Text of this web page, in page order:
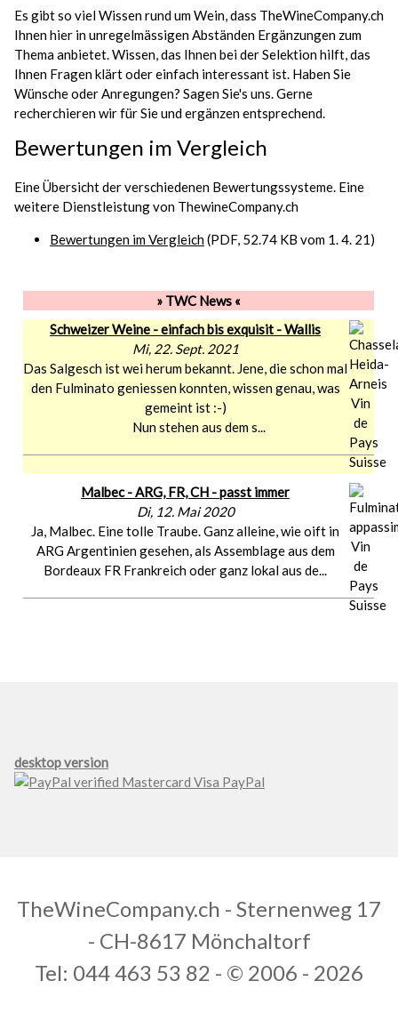
Es gibt so viel Wissen rund um Wein, dass TheWineCompany.ch
Ihnen hier in unregelmässigen Abständen Ergänzungen zum
Thema anbietet. Wissen, das Ihnen bei der Selektion hilft, das
Ihnen Fragen klärt oder einfach interessant ist. Haben Sie
Wünsche oder Anregungen? Sagen Sie's uns. Gerne
recherchieren wir für Sie und ergänzen entsprechend.
Bewertungen im Vergleich
Eine Übersicht der verschiedenen Bewertungssysteme. Eine
weitere Dienstleistung von ThewineCompany.ch
Bewertungen im Vergleich(PDF, 52.74 KB vom 1. 4. 21)
» TWC News «
Schweizer Weine - einfach bis exquisit - Wallis
Mi, 22. Sept. 2021
Das Salgesch ist wei herum bekannt. Jene, die schon mal
den Fulminato geniessen konnten, wissen genau, was
gemeint ist :-)
Nun stehen aus dem s...
Malbec - ARG, FR, CH - passt immer
Di, 12. Mai 2020
Ja, Malbec. Eine tolle Traube. Ganz alleine, wie oift in
ARG Argentinien gesehen, als Assemblage aus dem
Bordeaux FR Frankreich oder ganz lokal aus de...
desktop version
TheWineCompany.ch - Sternenweg 17
- CH-8617 Mönchaltorf
Tel: 044 463 53 82 - © 2006 - 2026